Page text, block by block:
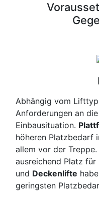
Abhängig vom
Anforderungen an
Einbausituation.
höheren Platzbedarf
allem vor der Treppe.
ausreichend Platz
und Deckenlifte
geringsten